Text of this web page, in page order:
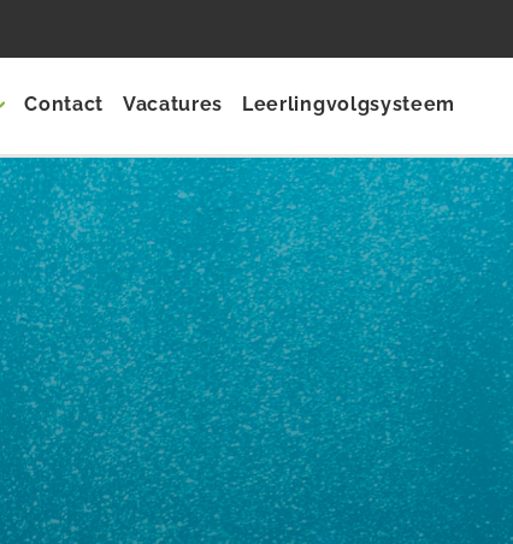
Contact Vacatures Leerlingvolgsysteem